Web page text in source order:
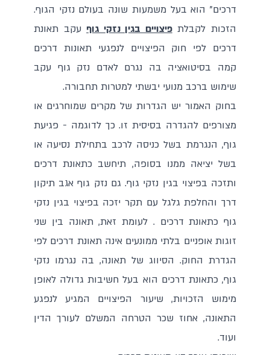
דרכים" הוא בעל משמעות שונה בעולם נזקי הגוף.
הזכות לקבלתפיצויים בגין נזקי גוף עקב תאונת
דרכים לפי חוק הפיצויים לנפגעי תאונות דרכים
קמה בסיטואציה בה נגרם לאדם נזק גוף עקב
שימוש ברכב מנועי יבשתי למטרות תחבורה.
בחוק האמור יש הגדרות של מקרים שמוחרגים או
מצורפים להגדרה בסיסית זו. כך לדוגמה - פגיעת
גוף, הנגרמת בשל כניסה לרכב בתחילת נסיעה או
בשל יציאה ממנו בסופה, תיחשב כתאונת דרכים
ותזכה בפיצוי בגין נזקי גוף. גם נזק גוף אגב תיקון
דרך והחלפת גלגל עם תקר יזכה בפיצוי בגין נזקי
גוף כתאונת דרכים . לעומת זאת, תאונה בין שני
זוגות אופניים בלתי ממונעים אינה תאונת דרכים לפי
הגדרת החוק. הסיווג של תאונה, בה נגרמו נזקי
גוף, כתאונת דרכים הוא בעל חשיבות גדולה לאופן
מימוש הזכויות, שיעור הפיצויים המגיע לנפגע
התאונה, אחוז שכר הטרחה המשלם לעורך הדין
ועוד.